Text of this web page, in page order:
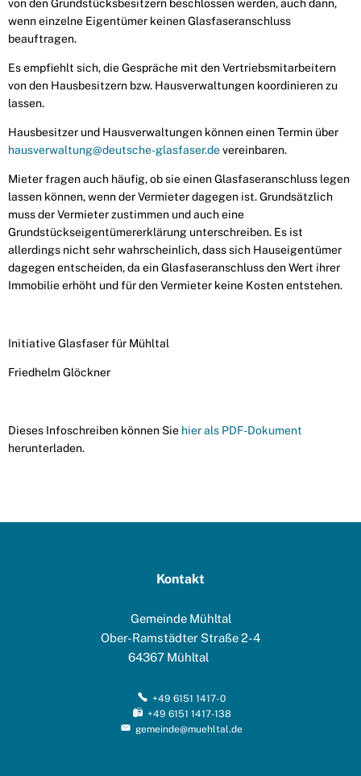
von den Grundstücksbesitzern be­schlossen werden, auch dann,
wenn einzelne Eigentümer keinen Glasfaseranschluss
beauftragen.
Es empfiehlt sich, die Gespräche mit den Vertriebsmitarbeitern
von den Hausbesitzern bzw. Hausver­waltungen koordinieren zu
lassen.
Hausbesitzer und Hausverwaltungen können einen Termin über
hausverwaltung@deutsche-glasfaser.devereinbaren.
Mieter fragen auch häufig, ob sie einen Glasfaseranschluss legen
lassen können, wenn der Vermieter dagegen ist. Grundsätzlich
muss der Vermieter zustimmen und auch eine
Grundstückseigentümererklärung unterschreiben. Es ist
allerdings nicht sehr wahrscheinlich, dass sich Hauseigentümer
dagegen entscheiden, da ein Glasfaseranschluss den Wert ihrer
Immobilie erhöht und für den Vermieter keine Kosten entstehen.
Initiative Glasfaser für Mühltal
Friedhelm Glöckner
Dieses Infoschreiben können Sie hier als PDF-Dokument
herunterladen.
Kontakt
Gemeinde Mühltal
Ober-Ramstädter Straße 2-4
64367 Mühltal
+49 6151 1417-0
+49 6151 1417-138
gemeinde@muehltal.de